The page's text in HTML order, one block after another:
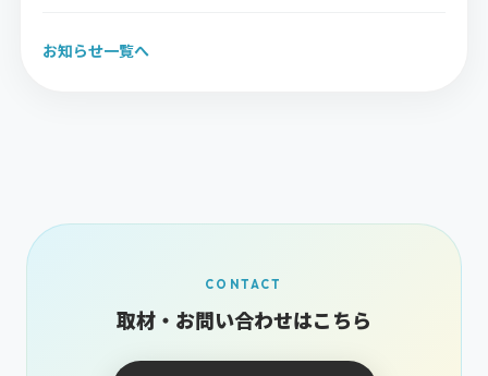
お知らせ一覧へ
CONTACT
取材・お問い合わせはこちら